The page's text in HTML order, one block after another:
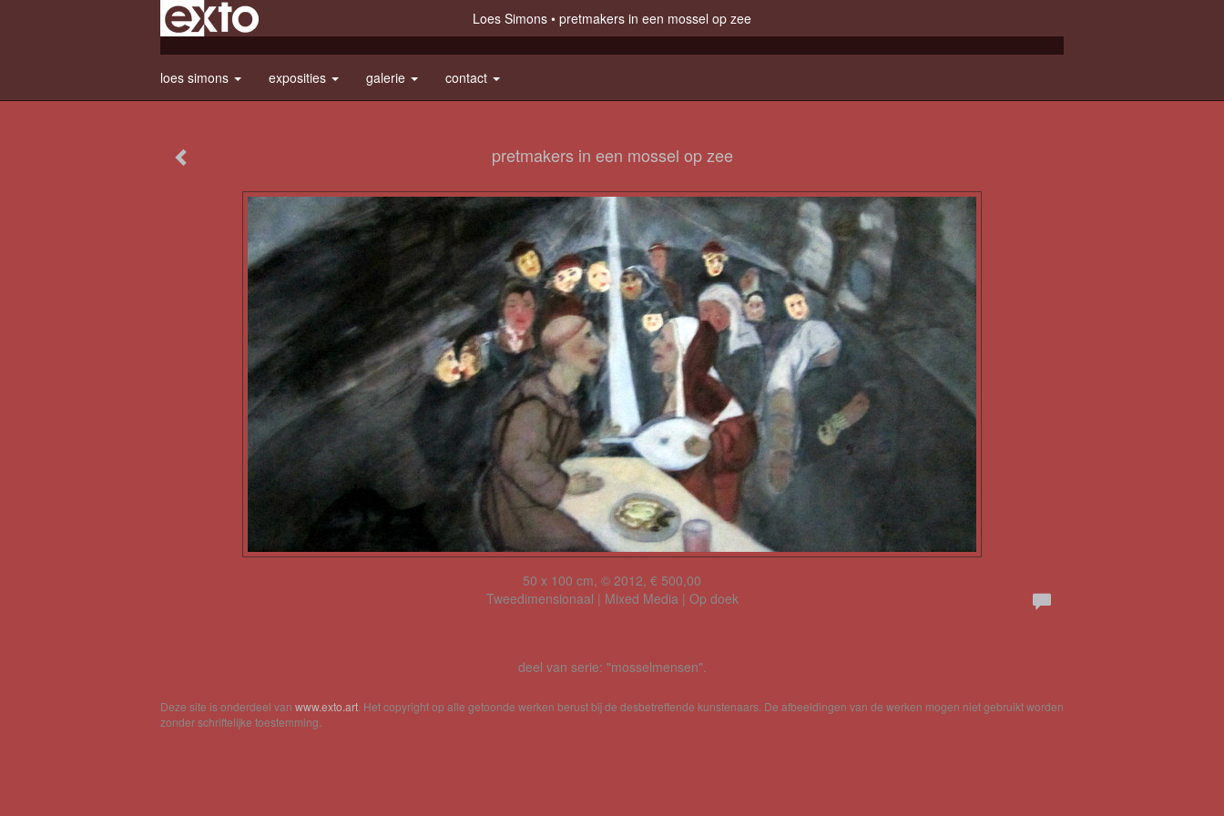
Loes Simons pretmakers in een mossel op zee
loes simons exposities galerie contact
pretmakers in een mossel op zee
50 x 100 cm, © 2012, € 500,00
Tweedimensionaal | Mixed Media | Op doek
deel van serie: "mosselmensen".
Deze site is onderdeel van www.exto.art . Het copyright op alle getoonde werken berust bij de desbetreffende kunstenaars. De afbeeldingen van de werken mogen niet gebruikt worden
zonder schriftelijke toestemming.